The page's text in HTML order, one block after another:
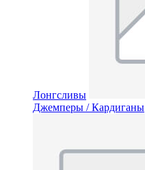
Лонгсливы
Джемперы / Кардиганы